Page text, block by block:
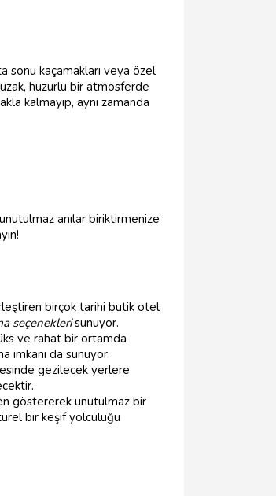
sonu kaçamakları veya özel
huzurlu bir atmosferde
kalmayıp, aynı zamanda
anılar biriktirmenize
birçok tarihi butik otel
seçeneklerisunuyor.
ve rahat bir ortamda
imkanı da sunuyor.
gezilecek yerlere
göstererek unutulmaz bir
bir keşif yolculuğu